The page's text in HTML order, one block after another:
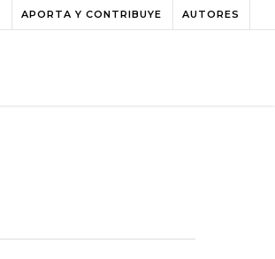
APORTA Y CONTRIBUYE AUTORES